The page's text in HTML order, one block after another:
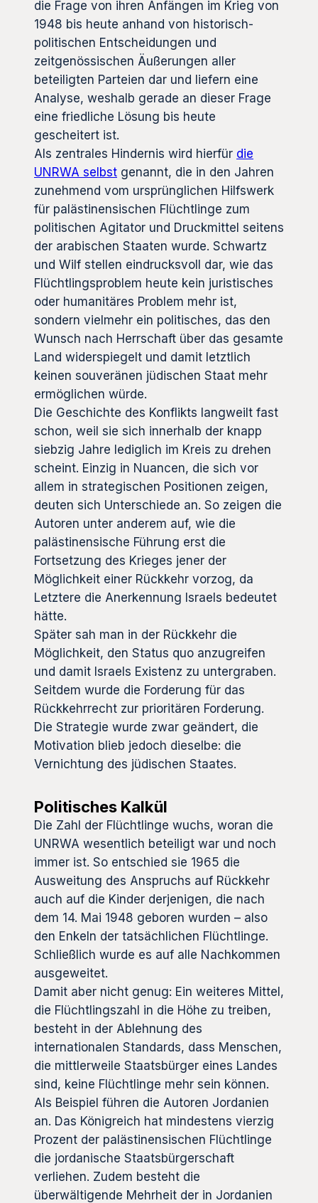
die Frage von ihren Anfängen im Krieg von
1948 bis heute anhand von historisch-
politischen Entscheidungen und
zeitgenössischen Äußerungen aller
beteiligten Parteien dar und liefern eine
Analyse, weshalb gerade an dieser Frage
eine friedliche Lösung bis heute
gescheitert ist.
Als zentrales Hindernis wird hierfür die
UNRWA selbst genannt, die in den Jahren
zunehmend vom ursprünglichen Hilfswerk
für palästinensischen Flüchtlinge zum
politischen Agitator und Druckmittel seitens
der arabischen Staaten wurde. Schwartz
und Wilf stellen eindrucksvoll dar, wie das
Flüchtlingsproblem heute kein juristisches
oder humanitäres Problem mehr ist,
sondern vielmehr ein politisches, das den
Wunsch nach Herrschaft über das gesamte
Land widerspiegelt und damit letztlich
keinen souveränen jüdischen Staat mehr
ermöglichen würde.
Die Geschichte des Konflikts langweilt fast
schon, weil sie sich innerhalb der knapp
siebzig Jahre lediglich im Kreis zu drehen
scheint. Einzig in Nuancen, die sich vor
allem in strategischen Positionen zeigen,
deuten sich Unterschiede an. So zeigen die
Autoren unter anderem auf, wie die
palästinensische Führung erst die
Fortsetzung des Krieges jener der
Möglichkeit einer Rückkehr vorzog, da
Letztere die Anerkennung Israels bedeutet
hätte.
Später sah man in der Rückkehr die
Möglichkeit, den Status quo anzugreifen
und damit Israels Existenz zu untergraben.
Seitdem wurde die Forderung für das
Rückkehrrecht zur prioritären Forderung.
Die Strategie wurde zwar geändert, die
Motivation blieb jedoch dieselbe: die
Vernichtung des jüdischen Staates.
Politisches Kalkül
Die Zahl der Flüchtlinge wuchs, woran die
UNRWA wesentlich beteiligt war und noch
immer ist. So entschied sie 1965 die
Ausweitung des Anspruchs auf Rückkehr
auch auf die Kinder derjenigen, die nach
dem 14. Mai 1948 geboren wurden – also
den Enkeln der tatsächlichen Flüchtlinge.
Schließlich wurde es auf alle Nachkommen
ausgeweitet.
Damit aber nicht genug: Ein weiteres Mittel,
die Flüchtlingszahl in die Höhe zu treiben,
besteht in der Ablehnung des
internationalen Standards, dass Menschen,
die mittlerweile Staatsbürger eines Landes
sind, keine Flüchtlinge mehr sein können.
Als Beispiel führen die Autoren Jordanien
an. Das Königreich hat mindestens vierzig
Prozent der palästinensischen Flüchtlinge
die jordanische Staatsbürgerschaft
verliehen. Zudem besteht die
überwältigende Mehrheit der in Jordanien